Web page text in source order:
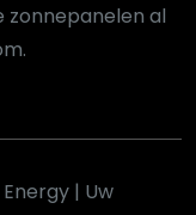
zonnepanelen al
| Uw